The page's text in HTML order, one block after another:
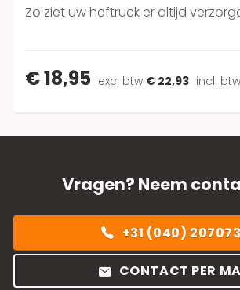
Zo ziet uw heftruck er altijd
€ 18,95 excl btw € 22,93 incl. btw
Vragen? Neem
+31 (040)
CONTACT PER